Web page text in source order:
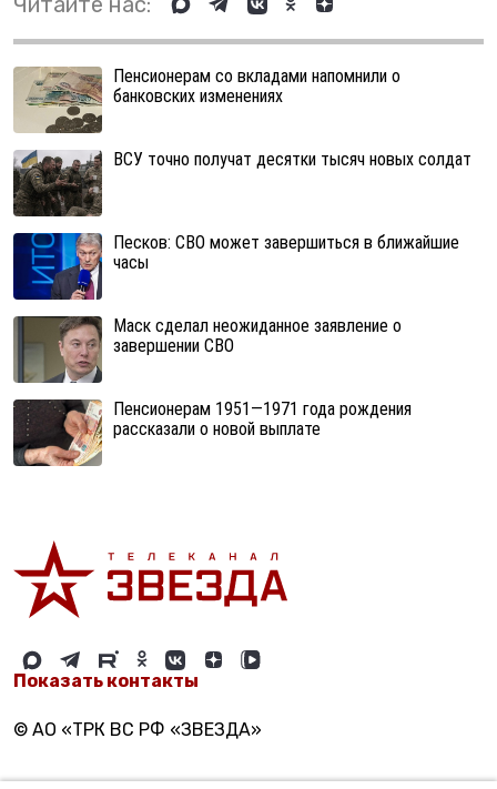
Пенсионерам со вкладами напомнили о
банковских изменениях
ВСУ точно получат десятки тысяч новых солдат
Песков: СВО может завершиться в ближайшие
часы
Маск сделал неожиданное заявление о
завершении СВО
Пенсионерам 1951—1971 года рождения
рассказали о новой выплате
Показать контакты
© АО «ТРК ВС РФ «ЗВЕЗДА»